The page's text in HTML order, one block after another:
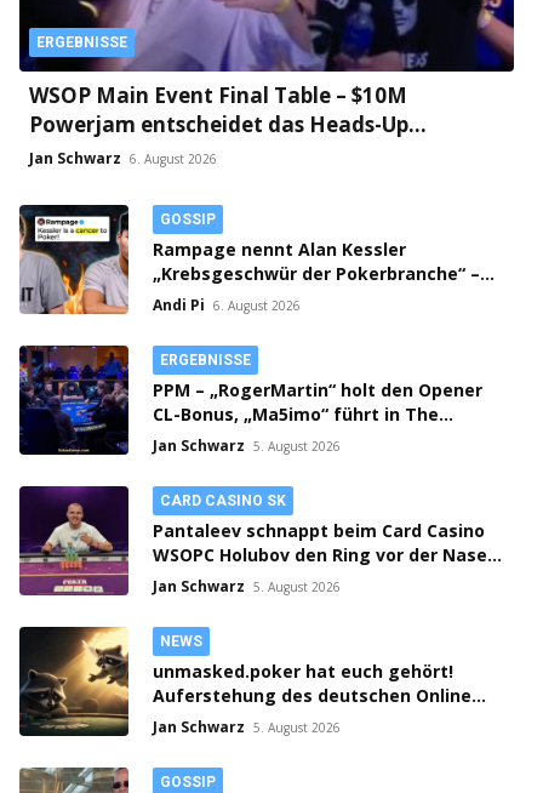
ERGEBNISSE
WSOP Main Event Final Table – $10M
Powerjam entscheidet das Heads-Up
zwischen Jumalon und Saaskilahti!
Jan Schwarz 6. August 2026
GOSSIP
Rampage nennt Alan Kessler
„Krebsgeschwür der Pokerbranche“ –
Streit auf X eskaliert!
Andi Pi 6. August 2026
ERGEBNISSE
PPM – „RogerMartin“ holt den Opener
CL-Bonus, „Ma5imo“ führt in The
Gamblers PLO Championship!
Jan Schwarz 5. August 2026
CARD CASINO SK
Pantaleev schnappt beim Card Casino
WSOPC Holubov den Ring vor der Nase
weg! 3-fach Action in Samorin!
Jan Schwarz 5. August 2026
NEWS
unmasked.poker hat euch gehört!
Auferstehung des deutschen Online
Poker Rooms?!
Jan Schwarz 5. August 2026
GOSSIP